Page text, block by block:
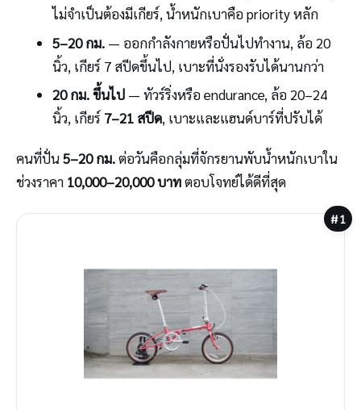
ไม่จำเป็นต้องมีเกียร์, น้ำหนักเบาคือ priority หลัก
5–20 กม.— ออกกำลังกายหรือปั่นไปทำงาน, ล้อ 20
นิ้ว, เกียร์ 7 สปีดขึ้นไป, เบาะที่นั่งรองรับได้นานกว่า
20 กม. ขึ้นไป— ทัวร์ริ่งหรือ endurance, ล้อ 20–24
นิ้ว, เกียร์ 7–21 สปีด, เบาะและแฮนด์บาร์ที่ปรับได้
คนที่ปั่น5–20 กม.ต่อวันคือกลุ่มที่จักรยานพับน้ำหนักเบาใน
ช่วงราคา 10,000–20,000 บาทตอบโจทย์ได้ดีที่สุด
#1